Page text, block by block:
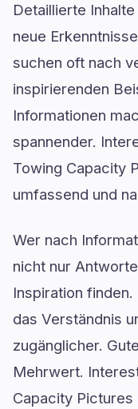
Detaillierte
neue
suchen oft nach
inspirierenden
Informationen
spannender.
Towing Capacity
umfassend und
Wer nach
nicht nur
Inspiration
das Verständnis
zugänglicher.
Mehrwert.
Capacity